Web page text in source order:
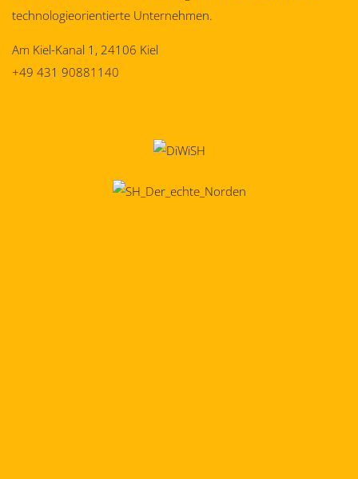
technologieorientierte Unternehmen.
Am Kiel-Kanal 1, 24106 Kiel
+49 431 90881140